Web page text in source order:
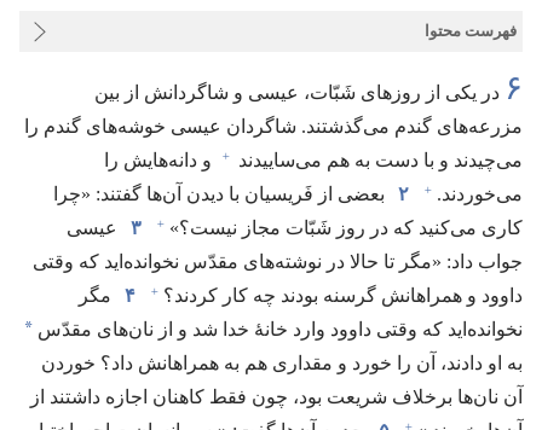
فهرست محتوا
۶ در یکی از روزهای شَبّات،‏ عیسی و شاگردانش از بین
مزرعه‌های گندم می‌گذشتند.‏ شاگردان عیسی خوشه‌های گندم را
می‌چیدند و با دست به هم می‌ساییدند
+
و دانه‌هایش را
می‌خوردند.‏ + ۲
بعضی از فَریسیان با دیدن آن‌ها گفتند:‏ «چرا
کاری می‌کنید که در روز شَبّات مجاز نیست؟‏»‏ + ۳
عیسی
جواب داد:‏ «مگر تا حالا در نوشته‌های مقدّس نخوانده‌اید که وقتی
داوود و همراهانش گرسنه بودند چه کار کردند؟‏ + ۴
مگر
نخوانده‌اید که وقتی داوود وارد خانهٔ خدا شد و از نان‌های مقدّس *
به او دادند،‏ آن را خورد و مقداری هم به همراهانش داد؟‏ خوردن
آن نان‌ها برخلاف شریعت بود،‏ چون فقط کاهنان اجازه داشتند از
+